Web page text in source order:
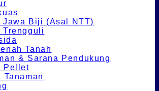
Jawa Biji (Asal NTT)
Trengguli
Tanah
& Sarana Pendukung
Pellet
Tanaman